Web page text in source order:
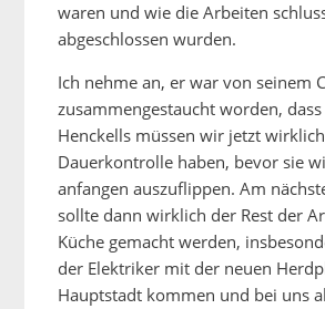
waren und wie die Arbeiten
abgeschlossen wurden.
Ich nehme an, er war von seinem
zusammengestaucht worden,
Henckells müssen wir jetzt
Dauerkontrolle haben, bevor sie
anfangen auszuflippen. Am
sollte dann wirklich der Rest der
Küche gemacht werden,
der Elektriker mit der neuen
Hauptstadt kommen und bei uns